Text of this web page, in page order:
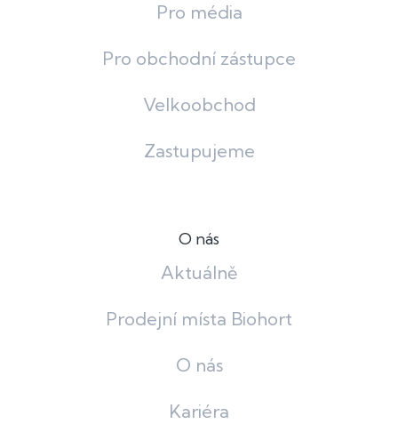
Pro média
Pro obchodní zástupce
Velkoobchod
Zastupujeme
O nás
Aktuálně
Prodejní místa Biohort
O nás
Kariéra